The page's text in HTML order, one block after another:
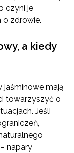
czyni je
o zdrowie.
a kiedy
jaśminowe mają
towarzyszyć o
Jeśli
napary